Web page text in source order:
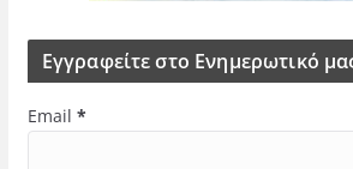
Εγγραφείτε στο Ενημερωτικό
Email *